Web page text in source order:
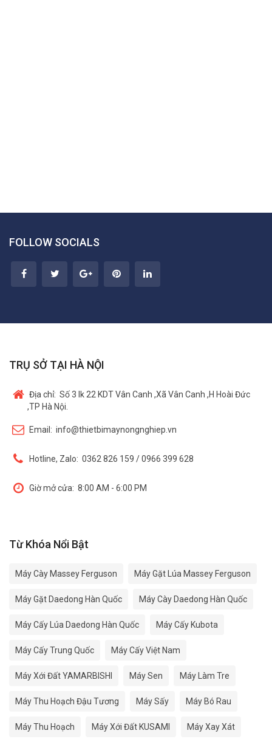
FOLLOW SOCIALS
TRỤ SỞ TẠI HÀ NỘI
Địa chỉ: Số 3 lk 22 KDT Vân Canh ,Xã Vân Canh ,H Hoài Đức
,TP Hà Nội.
Email: info@thietbimaynongnghiep.vn
Hotline, Zalo: 0362 826 159 / 0966 399 628
Giờ mở cửa: 8:00 AM - 6:00 PM
Từ Khóa Nổi Bật
Máy Cày Massey Ferguson Máy Gặt Lúa Massey Ferguson
Máy Gặt Daedong Hàn Quốc Máy Cày Daedong Hàn Quốc
Máy Cấy Lúa Daedong Hàn Quốc Máy Cấy Kubota
Máy Cấy Trung Quốc Máy Cấy Việt Nam
Máy Xới Đất YAMARBISHI Máy Sen Máy Làm Tre
Máy Thu Hoạch Đậu Tương Máy Sấy Máy Bó Rau
Máy Thu Hoạch Máy Xới Đất KUSAMI Máy Xay Xát